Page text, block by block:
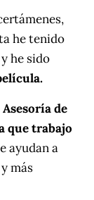
he tenido
he sido
de
que trabajo
ayudan a
más